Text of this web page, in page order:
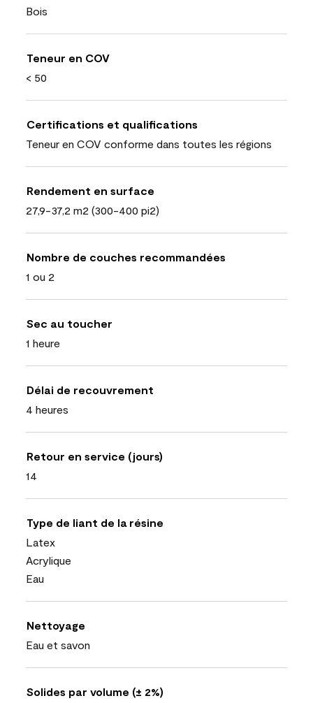
Bois
Teneur en COV
< 50
Certifications et qualifications
Teneur en COV conforme dans toutes les régions
Rendement en surface
27,9-37,2 m2 (300-400 pi2)
Nombre de couches recommandées
1 ou 2
Sec au toucher
1 heure
Délai de recouvrement
4 heures
Retour en service (jours)
14
Type de liant de la résine
Latex
Acrylique
Eau
Nettoyage
Eau et savon
Solides par volume (± 2%)